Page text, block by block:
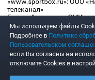
«www.sportbox.ru»: ООО
телеканал»
Главный редактор СМИ
Конов В.А.
Номер телефона
«www.sportbox.ru»: +7 (495)
Адрес электронной
«www.sportbox.ru»:
Мы используем файлы
Подробнее в Политике
Пользовательском
если Вы согласны на
отключите Cookies в